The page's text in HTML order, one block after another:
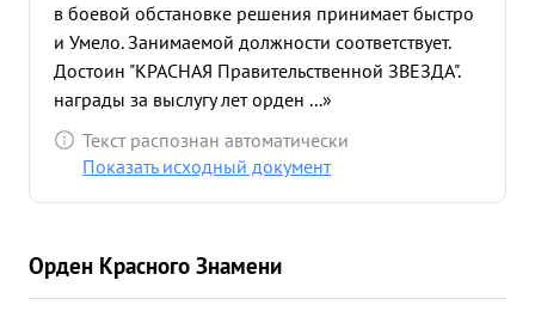
в боевой обстановке решения принимает быстро
и Умело. Занимаемой должности соответствует.
Достоин "КРАСНАЯ Правительственной ЗВЕЗДА".
награды за выслугу лет орден ...»
Текст распознан автоматически
Показать исходный документ
Орден Красного Знамени